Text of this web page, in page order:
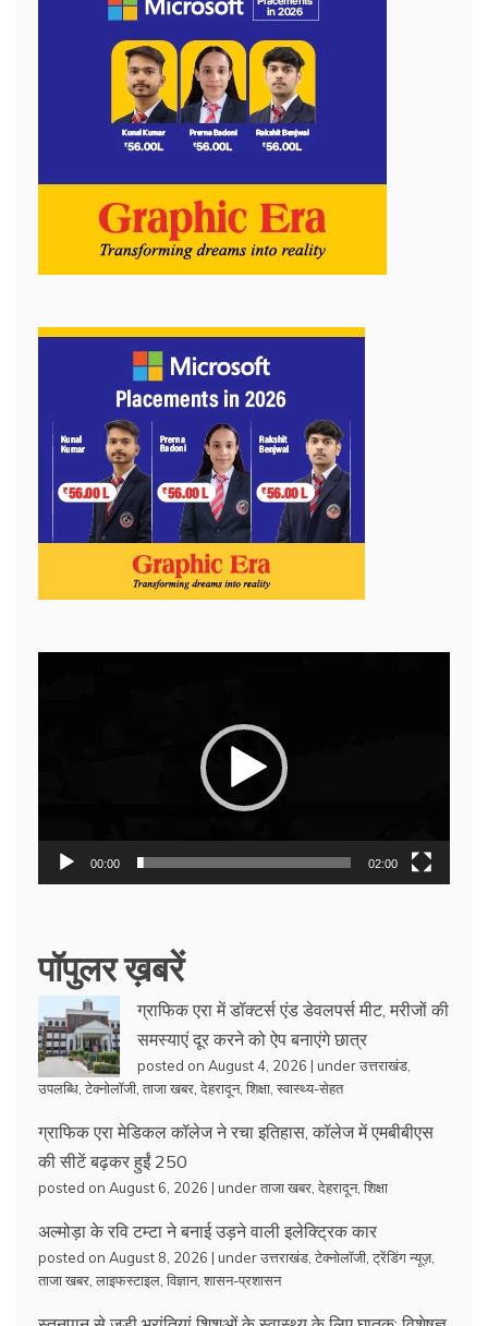
00:00 02:00
पॉपुलर ख़बरें
ग्राफिक एरा में डॉक्टर्स एंड डेवलपर्स मीट, मरीजों की
समस्याएं दूर करने को ऐप बनाएंगे छात्र
posted on August 4, 2026 | underउत्तराखंड
उपलब्धि टेक्नोलॉजी ताजा खबर देहरादून, शिक्षा स्वास्थ्य-सेहत
ग्राफिक एरा मेडिकल कॉलेज ने रचा इतिहास, कॉलेज में एमबीबीएस
की सीटें बढ़कर हुईं 250
posted on August 6, 2026 | underताजा खबर देहरादून, शिक्षा
अल्मोड़ा के रवि टम्टा ने बनाई उड़ने वाली इलेक्ट्रिक कार
posted on August 8, 2026 | underउत्तराखंड टेक्नोलॉजी ट्रेंडिंग न्यूज़,
ताजा खबर लाइफस्टाइल विज्ञान, शासन-प्रशासन